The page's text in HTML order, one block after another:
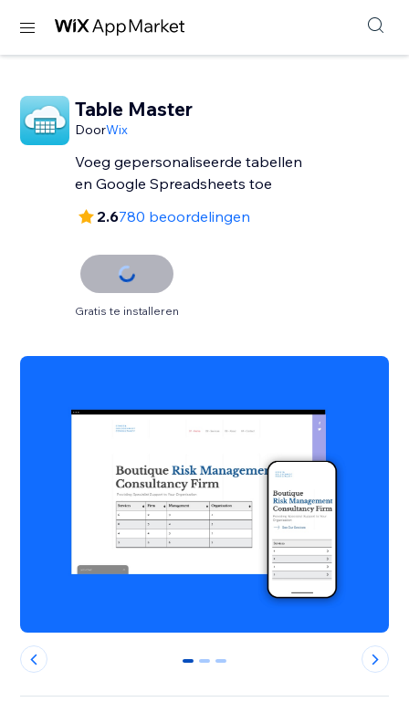
Table Master
DoorWix
Voeg gepersonaliseerde tabellen
en Google Spreadsheets toe
2.6780 beoordelingen
Gratis te installeren
0 1 2